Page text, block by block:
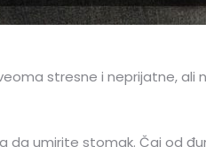
stresne i neprijatne, ali
da umirite stomak. Čaj od